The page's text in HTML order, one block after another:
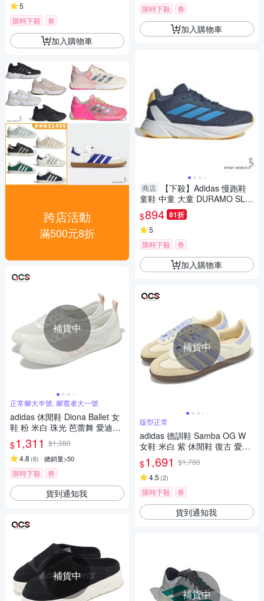
5
限時下殺
券
加入購物車
跨店活動
滿500元8折
補貨中
正常腳大半號, 腳寬者大一號
adidas 休閒鞋 Diona Ballet 女
鞋 粉 米白 珠光 芭蕾舞 愛迪達
JR7317
$1,311 $1,380
4.8 (6) 總銷量>50
限時下殺 券
貨到通知我
補貨中
限時下殺
券
加入購物車
商店
【下殺】Adidas 慢跑鞋
童鞋 中童 大童 DURAMO SL
藍【運動世界】ID2627
$894 81折
5
限時下殺
券
加入購物車
補貨中
版型正常
adidas 德訓鞋 Samba OG W
女鞋 米白 紫 休閒鞋 復古 愛迪
達 JI2678
$1,691 $1,780
4.5 (2)
限時下殺 券
貨到通知我
補貨中